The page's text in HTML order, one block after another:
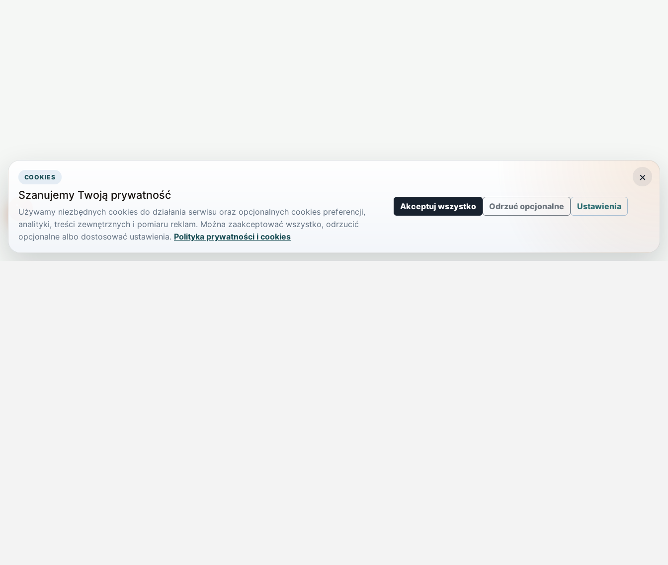
COOKIES
Szanujemy Twoją prywatność
Używamy niezbędnych cookies do działania serwisu oraz opcjonalnych cookies preferencji,
analityki, treści zewnętrznych i pomiaru reklam. Można zaakceptować wszystko, odrzucić
opcjonalne albo dostosować ustawienia. Polityka prywatności i cookies
Akceptuj wszystko Odrzuć opcjonalne Ustawienia
×
TikTokowa Jelonka